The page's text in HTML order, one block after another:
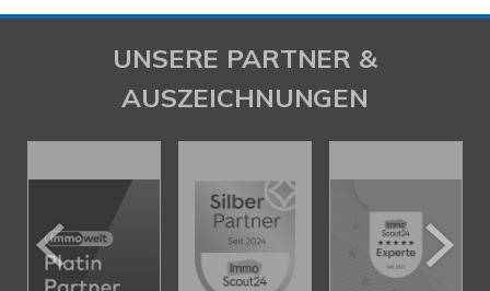
UNSERE PARTNER &
AUSZEICHNUNGEN